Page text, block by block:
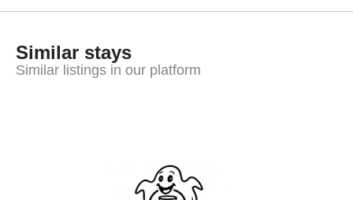
Similar stays
Similar listings in our platform